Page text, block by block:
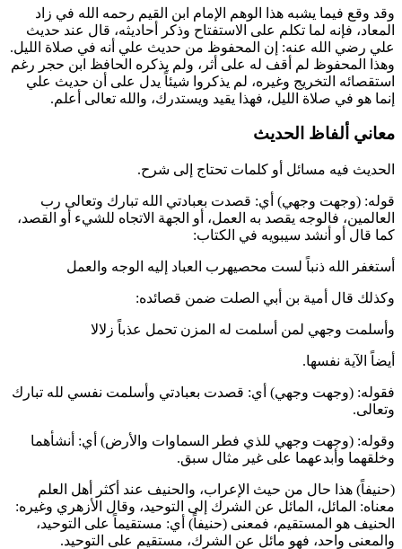
وقد وقع فيما يشبه هذا الوهم الإمام ابن القيم رحمه الله في زاد
المعاد، فإنه لما تكلم على الاستفتاح وذكر أحاديثه، قال عند حديث
علي رضي الله عنه: إن المحفوظ من حديث علي أنه في صلاة الليل.
وهذا المحفوظ لم أقف له على أثر، ولم يذكره الحافظ ابن حجر رغم
استقصائه التخريج وغيره، لم يذكروا شيئاً يدل على أن حديث علي
إنما هو في صلاة الليل، فهذا يقيد ويستدرك، والله تعالى أعلم.
معاني ألفاظ الحديث
الحديث فيه مسائل أو كلمات تحتاج إلى شرح.
قوله: (وجهت وجهي) أي: قصدت بعبادتي الله تبارك وتعالى رب
العالمين، فالوجه يقصد به العمل، أو الجهة الاتجاه للشيء أو القصد،
كما قال أو أنشد سيبويه في الكتاب:
أستغفر الله ذنباً لست محصيهرب العباد إليه الوجه والعمل
وكذلك قال أمية بن أبي الصلت ضمن قصائده:
وأسلمت وجهي لمن أسلمت له المزن تحمل عذباً زلالا
أيضاً الآية نفسها.
فقوله: (وجهت وجهي) أي: قصدت بعبادتي وأسلمت نفسي لله تبارك
وتعالى.
وقوله: (وجهت وجهي للذي فطر السماوات والأرض) أي: أنشأهما
وخلقهما وأبدعهما على غير مثال سبق.
(حنيفاً) هذا حال من حيث الإعراب، والحنيف عند أكثر أهل العلم
معناه: المائل، المائل عن الشرك إلى التوحيد، وقال الأزهري وغيره:
الحنيف هو المستقيم، فمعنى (حنيفاً) أي: مستقيماً على التوحيد،
والمعنى واحد، فهو مائل عن الشرك، مستقيم على التوحيد.